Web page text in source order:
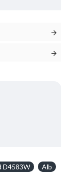
D4583W
Alb